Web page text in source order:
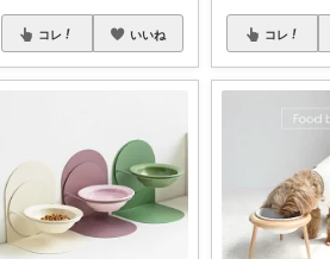
コレ いいね コレ